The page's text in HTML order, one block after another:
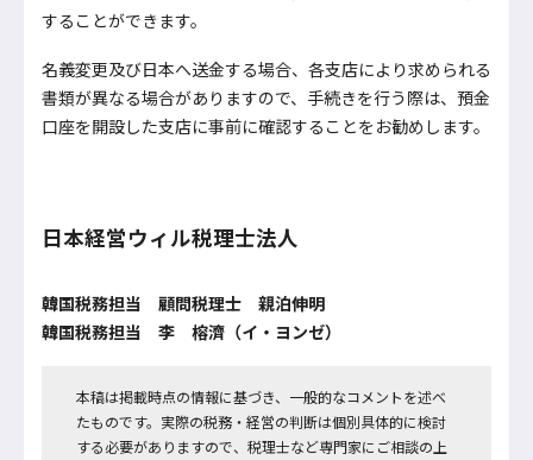
することができます。
名義変更及び日本へ送金する場合、各支店により求められる
書類が異なる場合がありますので、手続きを行う際は、預金
口座を開設した支店に事前に確認することをお勧めします。
日本経営ウィル税理士法人
韓国税務担当 顧問税理士 親泊伸明
韓国税務担当 李 榕濟（イ・ヨンゼ）
本稿は掲載時点の情報に基づき、一般的なコメントを述べ
たものです。実際の税務・経営の判断は個別具体的に検討
する必要がありますので、税理士など専門家にご相談の上